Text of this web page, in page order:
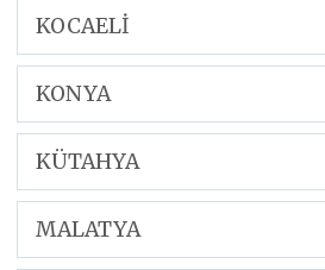
KOCAELİ
KONYA
KÜTAHYA
MALATYA